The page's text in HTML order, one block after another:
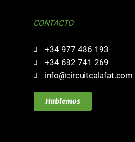
CONTACTO
+34 977 486 193
+34 682 741 269
info@circuitcalafat.com
Hablemos